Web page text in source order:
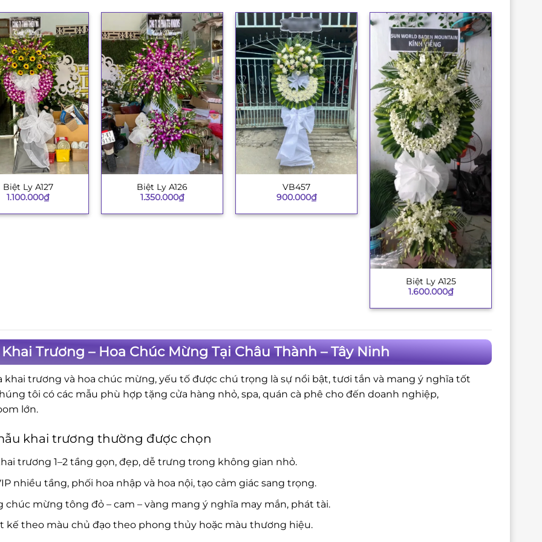
Biệt Ly A127
1.100.000₫
Biệt Ly A126
1.350.000₫
VB457
900.000₫
Biệt Ly A125
1.600.000₫
Trương – Hoa Chúc Mừng Tại Châu Thành – Tây Ninh
khai trương và hoa chúc mừng, yếu tố được chú trọng là sự nổi bật, tươi tắn và mang ý nghĩa tốt
tôi có các mẫu phù hợp tặng cửa hàng nhỏ, spa, quán cà phê cho đến doanh nghiệp,
lớn.
khai trương thường được chọn
trương 1–2 tầng gọn, đẹp, dễ trưng trong không gian nhỏ.
nhiều tầng, phối hoa nhập và hoa nội, tạo cảm giác sang trọng.
chúc mừng tông đỏ – cam – vàng mang ý nghĩa may mắn, phát tài.
kế theo màu chủ đạo theo phong thủy hoặc màu thương hiệu.